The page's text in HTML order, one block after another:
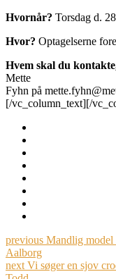
Hvornår? Torsdag d.
Hvor? Optagelserne
Hvem skal du
Mette
Fyhn på
[/vc_column_text][/
previous Mandlig model
Aalborg
next Vi søger en sjov